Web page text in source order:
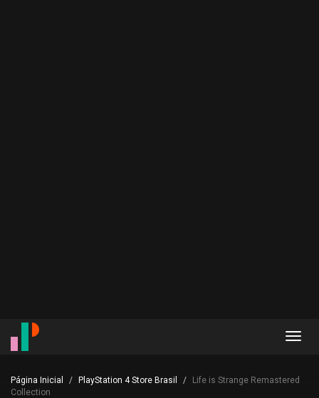
Página Inicial PlayStation 4 Store Brasil
Life is Strange Remastered
Collection